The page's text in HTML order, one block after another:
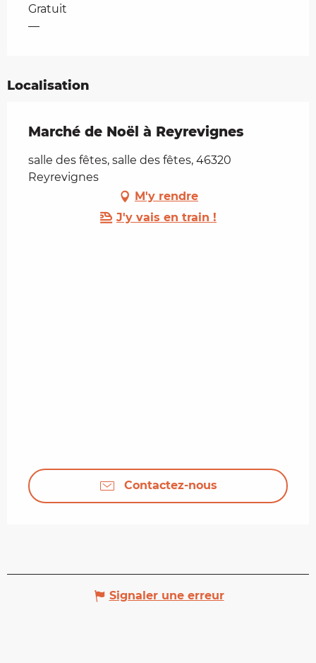
Tarifs 2026
Gratuit
—
Localisation
Marché de Noël à Reyrevignes
salle des fêtes, salle des fêtes, 46320
Reyrevignes
M'y rendre
J'y vais en train !
Contactez-nous
Signaler une erreur